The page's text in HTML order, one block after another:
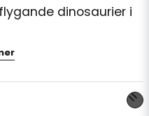
dinosaurier i
barnen dyka in i